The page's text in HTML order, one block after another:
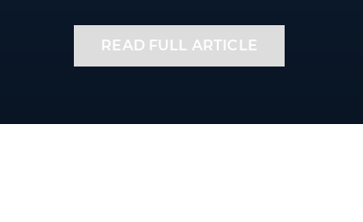
READ FULL ARTICLE